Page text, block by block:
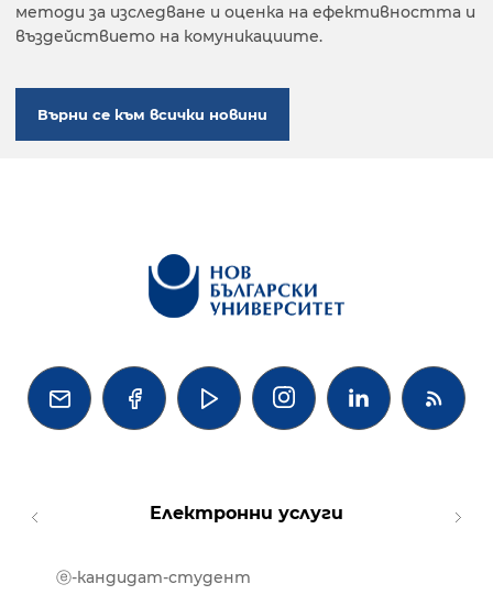
методи за изследване и оценка на ефективността и
въздействието на комуникациите.
Върни се към всички новини
   
Електронни услуги
ⓔ-кандидат-студент